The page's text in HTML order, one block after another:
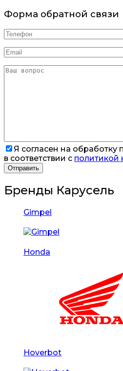
Форма обратной связи
Я согласен на
в соответствии с политикой
Бренды Карусель
Gimpel
Honda
Hoverbot